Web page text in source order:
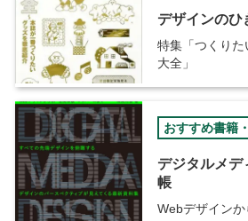
デザインのひ
特集「つくり
大全」
おすすめ書籍
デジタルメデ
帳
Webデザイン